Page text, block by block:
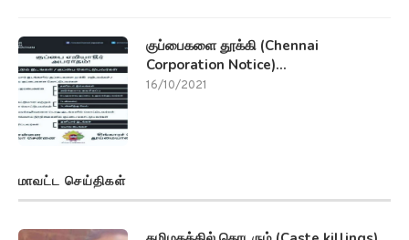
குப்பைகளை தூக்கி (Chennai
Corporation Notice)...
16/10/2021
மாவட்ட செய்திகள்